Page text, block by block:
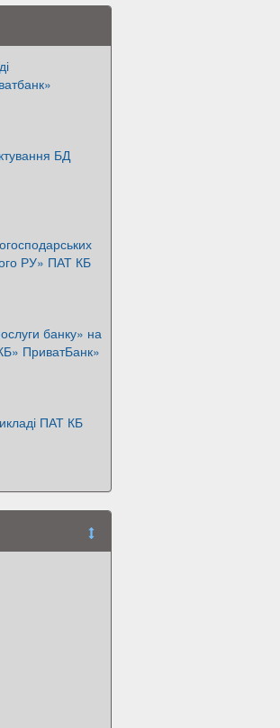
БД
РУ» ПАТ КБ
банку» на
ПриватБанк»
ПАТ КБ